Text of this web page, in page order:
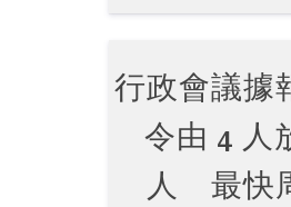
行政會議據
令由 4 人
人 最快